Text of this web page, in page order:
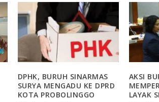
DPHK, BURUH SINARMAS
SURYA MENGADU KE DPRD
KOTA PROBOLINGGO
AKSI
LAYAK